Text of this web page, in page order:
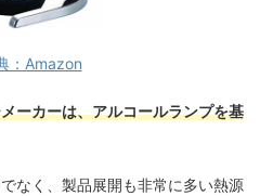
：Amazon
ーカーは、アルコールランプを基
なく、製品展開も非常に多い熱源